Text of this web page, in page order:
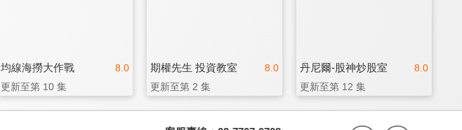
8.0
均線海撈大作戰
更新至第 10 集
8.0
期權先生 投資教室
更新至第 2 集
8.0
丹尼爾-股神炒股室
更新至第 12 集